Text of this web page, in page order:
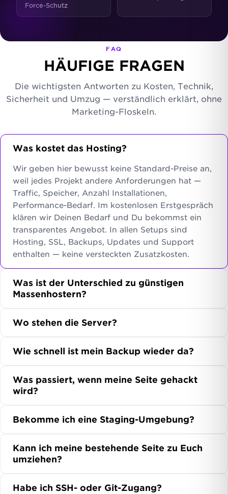
Force-Schutz
FAQ
HÄUFIGE FRAGEN
Die wichtigsten Antworten zu Kosten, Technik,
Sicherheit und Umzug — verständlich erklärt, ohne
Marketing-Floskeln.
Was kostet das Hosting?
Wir geben hier bewusst keine Standard-Preise an,
weil jedes Projekt andere Anforderungen hat —
Traffic, Speicher, Anzahl Installationen,
Performance-Bedarf. Im kostenlosen Erstgespräch
klären wir Deinen Bedarf und Du bekommst ein
transparentes Angebot. In allen Setups sind
Hosting, SSL, Backups, Updates und Support
enthalten — keine versteckten Zusatzkosten.
Was ist der Unterschied zu günstigen
Massenhostern?
Wo stehen die Server?
Wie schnell ist mein Backup wieder da?
Was passiert, wenn meine Seite gehackt
wird?
Bekomme ich eine Staging-Umgebung?
Kann ich meine bestehende Seite zu Euch
umziehen?
Habe ich SSH- oder Git-Zugang?